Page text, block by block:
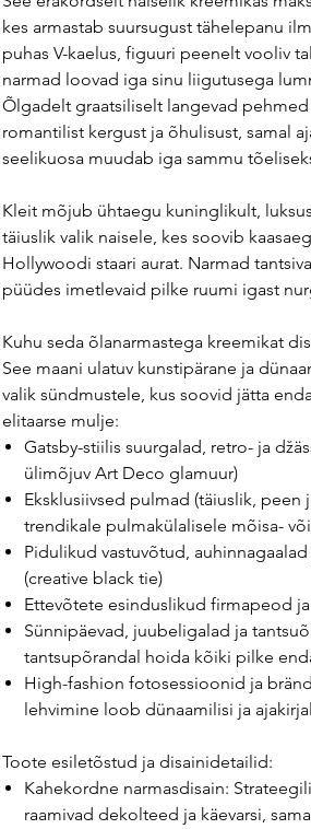
kes armastab suursugust tähelepanu
puhas V-kaelus, figuuri peenelt vooliv
narmad loovad iga sinu liigutusega
Õlgadelt graatsiliselt langevad
romantilist kergust ja õhulisust, samal
seelikuosa muudab iga sammu
Kleit mõjub ühtaegu kuninglikult,
täiuslik valik naisele, kes soovib
Hollywoodi staari aurat. Narmad
püüdes imetlevaid pilke ruumi igast
Kuhu seda õlanarmastega kreemikat
See maani ulatuv kunstipärane ja
valik sündmustele, kus soovid jätta
elitaarse mulje:
Gatsby-stiilis suurgalad, retro- ja
ülimõjuv Art Deco glamuur)
Eksklusiivsed pulmad (täiuslik, peen
trendikale pulmakülalisele mõisa-
Pidulikud vastuvõtud,
(creative black tie)
Ettevõtete esinduslikud firmapeod
Sünnipäevad, juubeligalad ja
tantsupõrandal hoida kõiki pilke
High-fashion fotosessioonid ja
lehvimine loob dünaamilisi ja
Toote esiletõstud ja disainidetailid:
Kahekordne narmasdisain:
raamivad dekolteed ja käevarsi,